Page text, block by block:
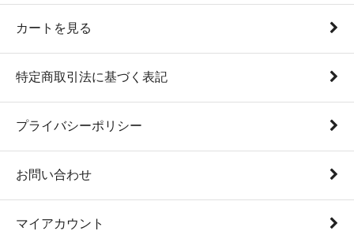
カートを見る
特定商取引法に基づく表記
プライバシーポリシー
お問い合わせ
マイアカウント